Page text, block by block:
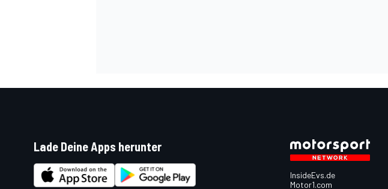
Lade Deine Apps herunter
InsideEvs.de
Motor1.com